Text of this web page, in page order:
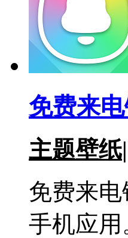
免费来
主题壁纸|
免费来
手机应